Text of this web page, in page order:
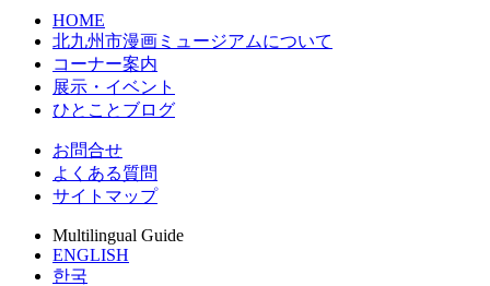
HOME
北九州市漫画ミュージアムについて
コーナー案内
展示・イベント
ひとことブログ
お問合せ
よくある質問
サイトマップ
Multilingual Guide
ENGLISH
한국